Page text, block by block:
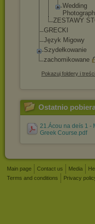
Wedding
ZESTAWY
GRECKI
Język Migowy
Szydełkowanie
zachomikowane
Pokazuj foldery i treści
Ostatnio
21.Ácou na deís 1 -
Greek Course.pdf
Main page Contact us Media
Terms and conditions
Privacy